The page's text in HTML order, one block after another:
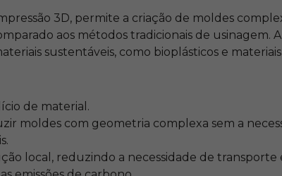
3D, permite a criação de moldes
aos métodos tradicionais de usinagem.
sustentáveis, como bioplásticos e
de material.
moldes com geometria complexa sem a
local, reduzindo a necessidade de transporte